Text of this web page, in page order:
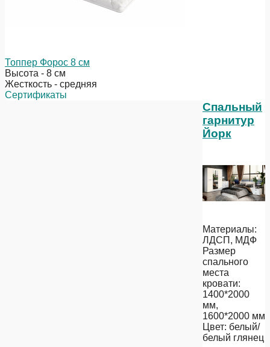
Топпер Форос 8 см
Высота - 8 см
Жесткость - средняя
Сертификаты
Спальный
гарнитур
Йорк
Материалы:
ЛДСП, МДФ
Размер
спального
места
кровати:
1400*2000
мм,
1600*2000 мм
Цвет: белый/
белый глянец